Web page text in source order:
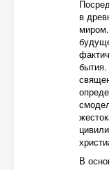
в
бытия.
В